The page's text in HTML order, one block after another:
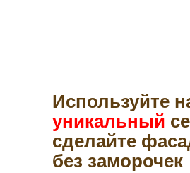
Используйте
уникальный
сделайте
без заморочек